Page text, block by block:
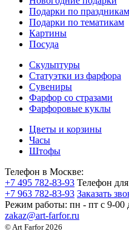
Подарки по праздникам
Подарки по тематикам
Картины
Посуда
Скульптуры
Статуэтки из фарфора
Сувениры
Фарфор со стразами
Фарфоровые куклы
Цветы и корзины
Часы
Штофы
Телефон в Москве:
+7 495 782-83-93 Телефон
+7 963 782-83-93 Заказать
Режим работы: пн - пт c 9-00
zakaz@art-farfor.ru
© Art Farfor 2026